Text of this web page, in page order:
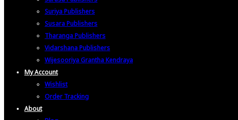
Suriya Publishers
Susara Publishers
Tharanga Publishers
Vidarshana Publishers
Wijesooriya Grantha Kendraya
My Account
Wishlist
Order Tracking
About